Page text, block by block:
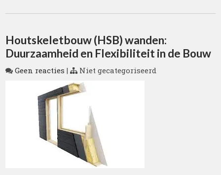
Houtskeletbouw (HSB) wanden:
Duurzaamheid en Flexibiliteit in de Bouw
Geen reacties | Niet gecategoriseerd